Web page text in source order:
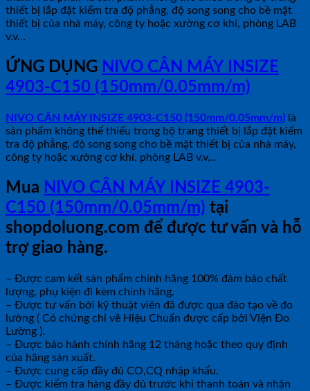
thiết bị lắp đặt kiểm tra độ phẳng, độ song song cho bề mặt
thiết bị của nhà máy, công ty hoặc xưởng cơ khí, phòng LAB
v.v…
ỨNG DỤNG NIVO CÂN MÁY INSIZE
4903-C150 (150mm/0.05mm/m)
NIVO CÂN MÁY INSIZE 4903-C150 (150mm/0.05mm/m) là
sản phẩm không thể thiếu trong bộ trang thiết bị lắp đặt kiểm
tra độ phẳng, độ song song cho bề mặt thiết bị của nhà máy,
công ty hoặc xưởng cơ khí, phòng LAB v.v…
Mua NIVO CÂN MÁY INSIZE 4903-
C150 (150mm/0.05mm/m) tại
shopdoluong.com để được tư vấn và hỗ
trợ giao hàng.
– Được cam kết sản phẩm chính hãng 100% đảm bảo chất
lượng, phụ kiện đi kèm chính hãng.
– Được tư vấn bởi kỹ thuật viên đã được qua đào tạo về đo
lường ( Có chứng chỉ về Hiệu Chuẩn được cấp bởi Viện Đo
Lường ).
– Được bảo hành chính hãng 12 tháng hoặc theo quy định
của hãng sản xuất.
– Được cung cấp đầy đủ CO,CQ nhập khẩu.
– Được kiểm tra hàng đầy đủ trước khi thanh toán và nhận